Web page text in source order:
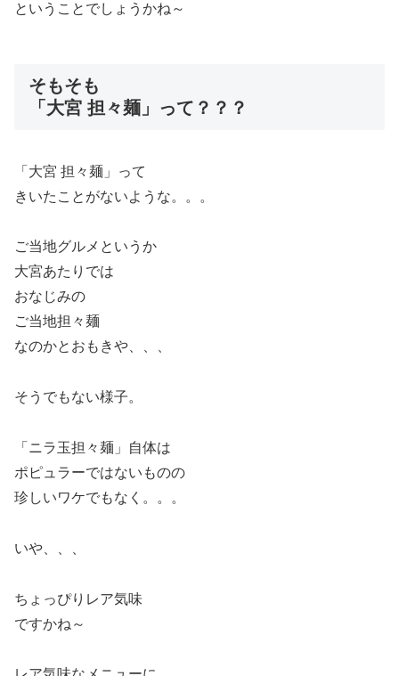
ということでしょうかね～
そもそも
「大宮 担々麺」って？？？
「大宮 担々麺」って
きいたことがないような。。。
ご当地グルメというか
大宮あたりでは
おなじみの
ご当地担々麺
なのかとおもきや、、、
そうでもない様子。
「ニラ玉担々麺」自体は
ポピュラーではないものの
珍しいワケでもなく。。。
いや、、、
ちょっぴりレア気味
ですかね～